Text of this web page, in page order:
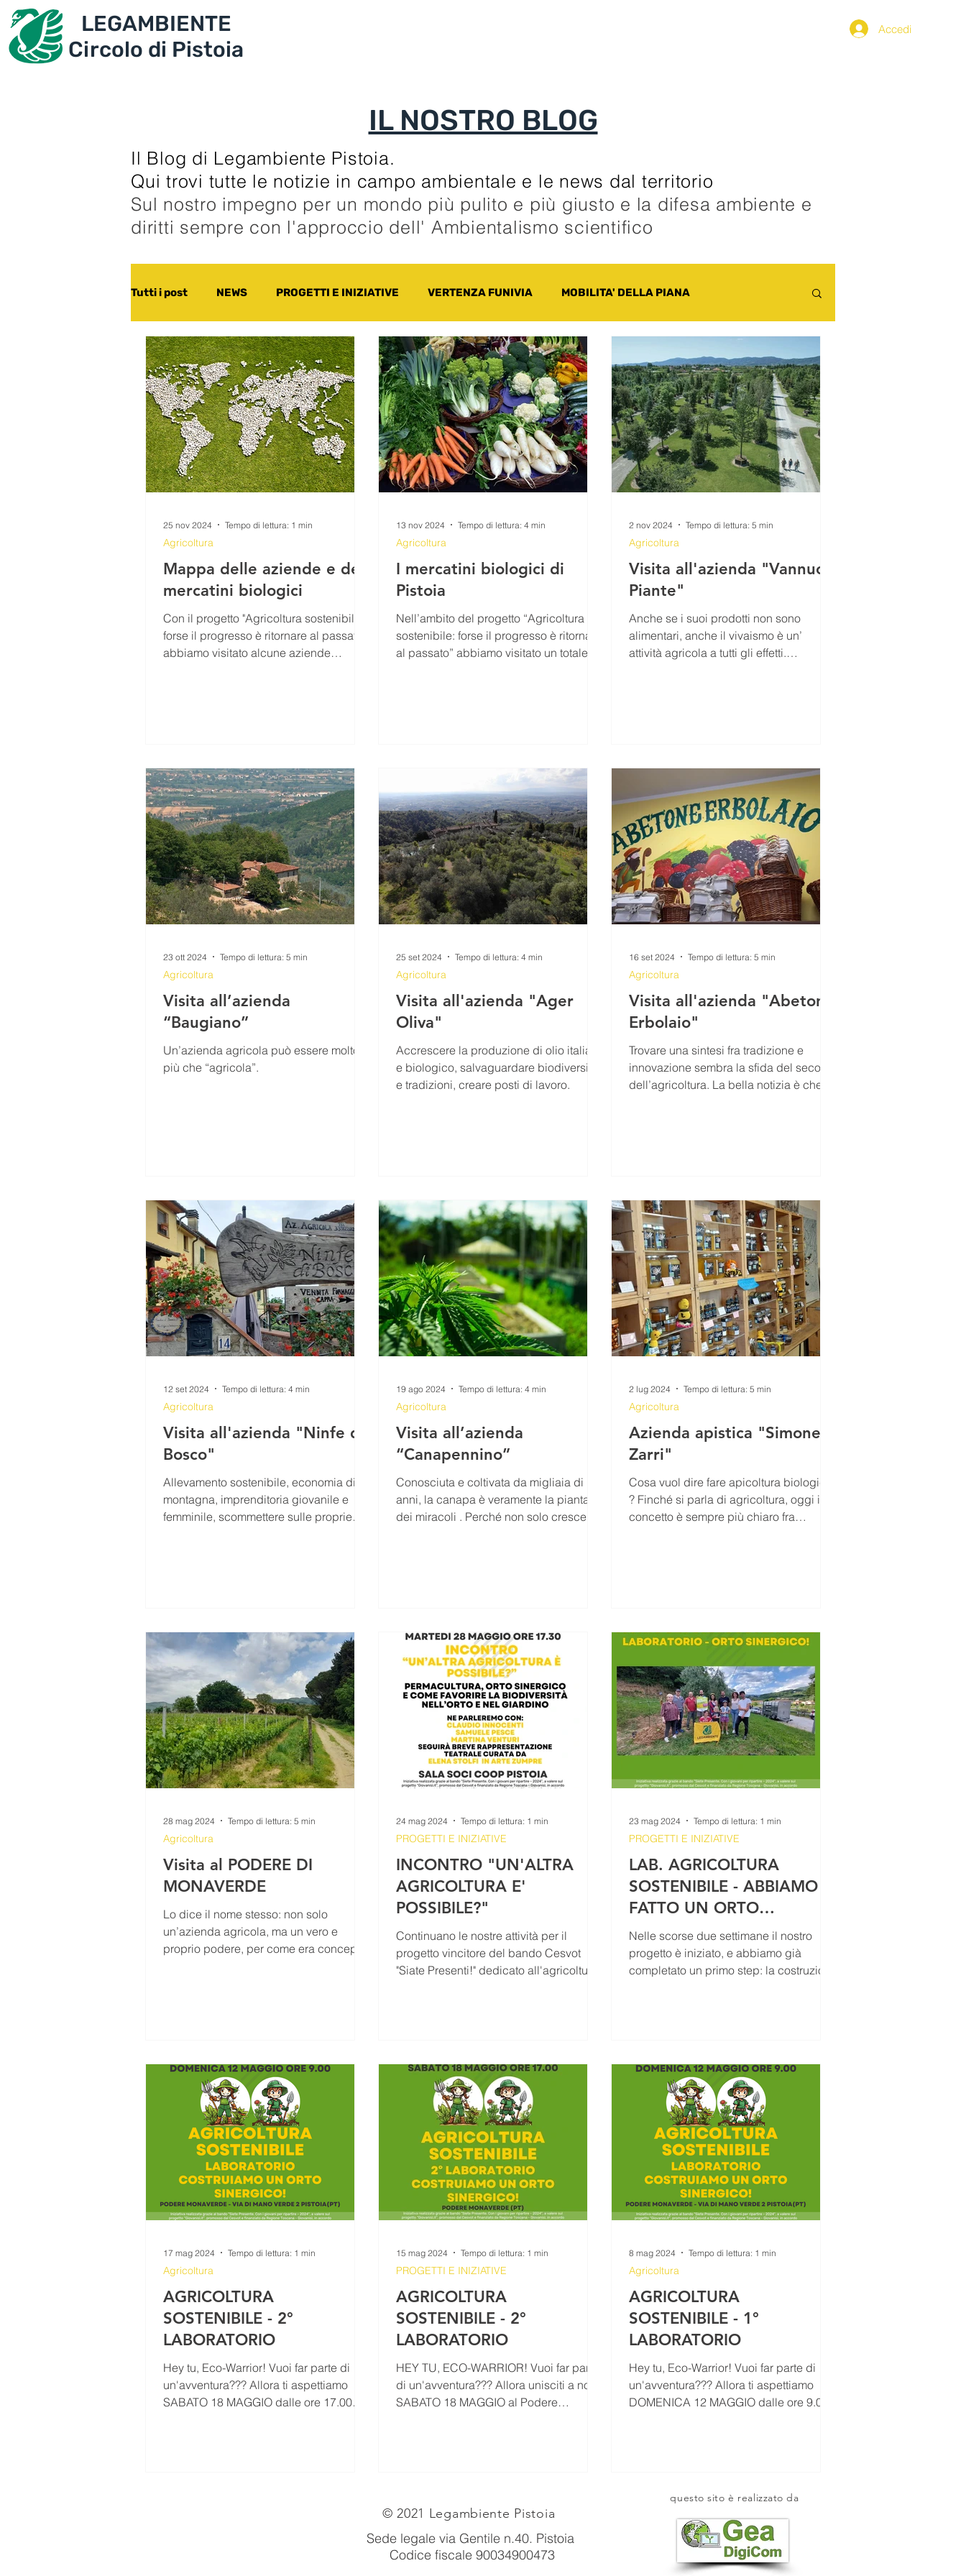
LEGAMBIENTE
Circolo di Pistoia
Accedi
IL NOSTRO BLOG
Il Blog di Legambiente Pistoia.
Qui trovi tutte le notizie in campo ambientale e le news dal territorio
Sul nostro impegno per un mondo più pulito e più giusto e la difesa ambiente e
diritti sempre con l'approccio dell' Ambientalismo scientifico
Tutti i post NEWS PROGETTI E INIZIATIVE VERTENZA FUNIVIA MOBILITA' DELLA PIANA
SEZIONE GIOVANI VIDEOLEZIONI COMUNICATI STAMPA MATERIALI SCUOLE
PERCORSI RICETTE Comunicato Progetto FarmCom provvisori REPORT DI PIERO
IL TESORO DELLA MONTAGNA RepTesMont ATTIVITA' DIDATTICHE Agricoltura FarCom2024
Mappa delle aziende e dei
mercatini biologici
Con il progetto "Agricoltura sostenibile:
forse il progresso è ritornare al passato"
abbiamo visitato alcune aziende
Agricoltura
25 nov 2024 Tempo di lettura: 1 min
I mercatini biologici di
Pistoia
Nell’ambito del progetto “Agricoltura
sostenibile: forse il progresso è ritornare
al passato” abbiamo visitato un totale di
Agricoltura
13 nov 2024 Tempo di lettura: 4 min
Visita all'azienda "Vannucci
Piante"
Anche se i suoi prodotti non sono
alimentari, anche il vivaismo è un’
attività agricola a tutti gli effetti.
Agricoltura
2 nov 2024 Tempo di lettura: 5 min
Visita all’azienda
“Baugiano”
Un’azienda agricola può essere molto
più che “agricola”.
Agricoltura
23 ott 2024 Tempo di lettura: 5 min
Visita all'azienda "Ager
Oliva"
Accrescere la produzione di olio italiano
e biologico, salvaguardare biodiversità
e tradizioni, creare posti di lavoro.
Agricoltura
25 set 2024 Tempo di lettura: 4 min
Visita all'azienda "Abetone
Erbolaio"
Trovare una sintesi fra tradizione e
innovazione sembra la sfida del secolo
dell’agricoltura. La bella notizia è che
Agricoltura
16 set 2024 Tempo di lettura: 5 min
Visita all'azienda "Ninfe di
Bosco"
Allevamento sostenibile, economia di
montagna, imprenditoria giovanile e
femminile, scommettere sulle proprie
Agricoltura
12 set 2024 Tempo di lettura: 4 min
Visita all’azienda
“Canapennino”
Conosciuta e coltivata da migliaia di
anni, la canapa è veramente la pianta
dei miracoli . Perché non solo cresce
Agricoltura
19 ago 2024 Tempo di lettura: 4 min
Azienda apistica "Simone
Zarri"
Cosa vuol dire fare apicoltura biologica
? Finché si parla di agricoltura, oggi il
concetto è sempre più chiaro fra
Agricoltura
2 lug 2024 Tempo di lettura: 5 min
Visita al PODERE DI
MONAVERDE
Lo dice il nome stesso: non solo
un’azienda agricola, ma un vero e
proprio podere, per come era concepito
Agricoltura
28 mag 2024 Tempo di lettura: 5 min
INCONTRO "UN'ALTRA
AGRICOLTURA E'
POSSIBILE?"
Continuano le nostre attività per il
progetto vincitore del bando Cesvot
"Siate Presenti!" dedicato all'agricoltura
PROGETTI E INIZIATIVE
24 mag 2024 Tempo di lettura: 1 min
LAB. AGRICOLTURA
SOSTENIBILE - ABBIAMO
FATTO UN ORTO
SINERGICO!
Nelle scorse due settimane il nostro
progetto è iniziato, e abbiamo già
completato un primo step: la costruzione
PROGETTI E INIZIATIVE
23 mag 2024 Tempo di lettura: 1 min
AGRICOLTURA
SOSTENIBILE - 2°
LABORATORIO
Hey tu, Eco-Warrior! Vuoi far parte di
un'avventura??? Allora ti aspettiamo
SABATO 18 MAGGIO dalle ore 17.00
Agricoltura
17 mag 2024 Tempo di lettura: 1 min
AGRICOLTURA
SOSTENIBILE - 2°
LABORATORIO
HEY TU, ECO-WARRIOR! Vuoi far parte
di un'avventura??? Allora unisciti a noi
SABATO 18 MAGGIO al Podere
PROGETTI E INIZIATIVE
15 mag 2024 Tempo di lettura: 1 min
AGRICOLTURA
SOSTENIBILE - 1°
LABORATORIO
Hey tu, Eco-Warrior! Vuoi far parte di
un'avventura??? Allora ti aspettiamo
DOMENICA 12 MAGGIO dalle ore 9.00
Agricoltura
8 mag 2024 Tempo di lettura: 1 min
questo sito è realizzato da
© 2021 Legambiente Pistoia
Sede legale via Gentile n.40. Pistoia
Codice fiscale 90034900473